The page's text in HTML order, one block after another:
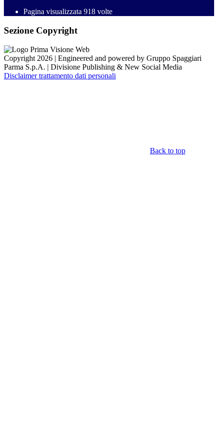
Pagina visualizzata 918 volte
Sezione Copyright
Copyright 2026 | Engineered and powered by Gruppo Spaggiari
Parma S.p.A. | Divisione Publishing & New Social Media
Disclaimer trattamento dati personali
Back to top